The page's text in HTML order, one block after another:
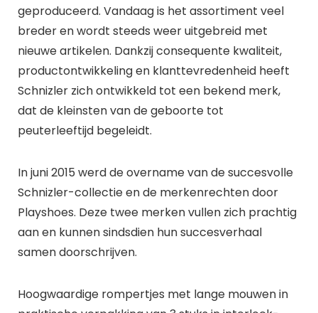
geproduceerd. Vandaag is het assortiment veel
breder en wordt steeds weer uitgebreid met
nieuwe artikelen. Dankzij consequente kwaliteit,
productontwikkeling en klanttevredenheid heeft
Schnizler zich ontwikkeld tot een bekend merk,
dat de kleinsten van de geboorte tot
peuterleeftijd begeleidt.
In juni 2015 werd de overname van de succesvolle
Schnizler-collectie en de merkenrechten door
Playshoes. Deze twee merken vullen zich prachtig
aan en kunnen sindsdien hun succesverhaal
samen doorschrijven.
Hoogwaardige rompertjes met lange mouwen in